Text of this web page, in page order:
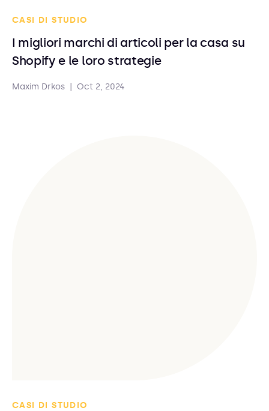
CASI DI STUDIO
I migliori marchi di articoli per la casa su
Shopify e le loro strategie
Maxim Drkos Oct 2, 2024
CASI DI STUDIO